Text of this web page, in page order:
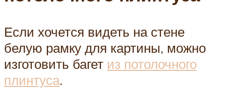
Если хочется видеть на стене
белую рамку для картины, можно
изготовить багет из потолочного
плинтуса.